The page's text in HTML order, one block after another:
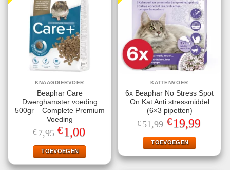
KNAAGDIERVOER
Beaphar Care
Dwerghamster voeding
500gr – Complete Premium
Voeding
€7,95 Oorspronkelijke
prijs
was:
€7,95.
€1,00
is:
€1,00.
TOEVOEGEN
KATTENVOER
6x Beaphar No Stress Spot
On Kat Anti stressmiddel
(6×3 pipetten)
€51,99 Oorspronkelijke
prijs
was:
€51,99.
€19,99Huidige
prijs
TOEVOEGEN